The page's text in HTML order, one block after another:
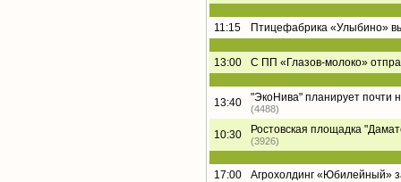
11:15 Птицефабрика «Улыбино»
13:00 С ПП «Глазов-молоко»
13:40 "ЭкоНива" планирует почти
(4488)
10:30 Ростовская площадка
(3926)
17:00 Агрохолдинг «Юбилейный»